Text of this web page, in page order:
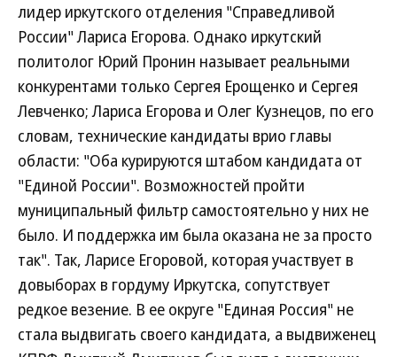
лидер иркутского отделения "Справедливой
России" Лариса Егорова. Однако иркутский
политолог Юрий Пронин называет реальными
конкурентами только Сергея Ерощенко и Сергея
Левченко; Лариса Егорова и Олег Кузнецов, по его
словам, технические кандидаты врио главы
области: "Оба курируются штабом кандидата от
"Единой России". Возможностей пройти
муниципальный фильтр самостоятельно у них не
было. И поддержка им была оказана не за просто
так". Так, Ларисе Егоровой, которая участвует в
довыборах в гордуму Иркутска, сопутствует
редкое везение. В ее округе "Единая Россия" не
стала выдвигать своего кандидата, а выдвиженец